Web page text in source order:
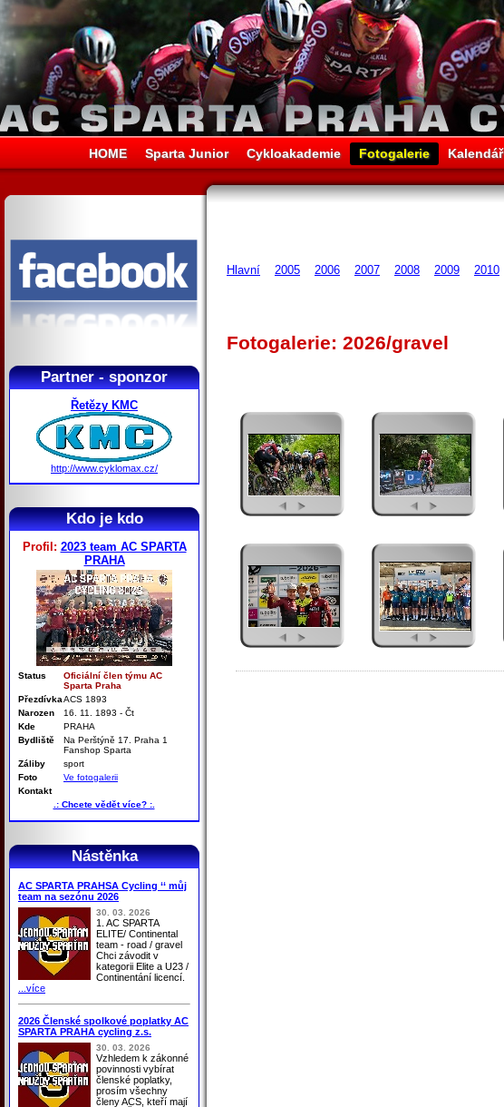
HOME Sparta Junior Cykloakademie Fotogalerie Kalendář
Partner - sponzor
Řetězy KMC
http://www.cyklomax.cz/
Kdo je kdo
Profil: 2023 team AC SPARTA
PRAHA
Status
Oficiální člen týmu AC
Sparta Praha
PřezdívkaACS 1893
Narozen
16. 11. 1893 - Čt
Kde
PRAHA
Bydliště
Na Perštýně 17. Praha 1
Fanshop Sparta
Záliby
sport
Foto
Ve fotogalerii
Kontakt
.: Chcete vědět více? :.
Nástěnka
AC SPARTA PRAHSA Cycling ‘‘ můj
team na sezónu 2026
30. 03. 2026
1. AC SPARTA
ELITE/ Continental
team - road / gravel
Chci závodit v
kategorii Elite a U23 /
Continentání licencí.
...více
2026 Členské spolkové poplatky AC
SPARTA PRAHA cycling z.s.
30. 03. 2026
Vzhledem k zákonné
povinnosti vybírat
členské poplatky,
prosím všechny
členy ACS, kteří mají
Hlavní
2005 2006 2007 2008 2009 2010
Fotogalerie: 2026/gravel